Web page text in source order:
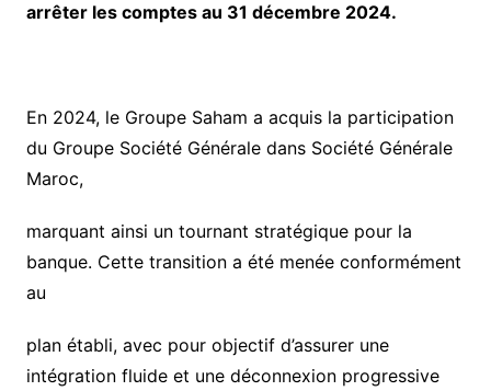
arrêter les comptes au 31 décembre 2024.
En 2024, le Groupe Saham a acquis la participation
du Groupe Société Générale dans Société Générale
Maroc,
marquant ainsi un tournant stratégique pour la
banque. Cette transition a été menée conformément
au
plan établi, avec pour objectif d’assurer une
intégration fluide et une déconnexion progressive